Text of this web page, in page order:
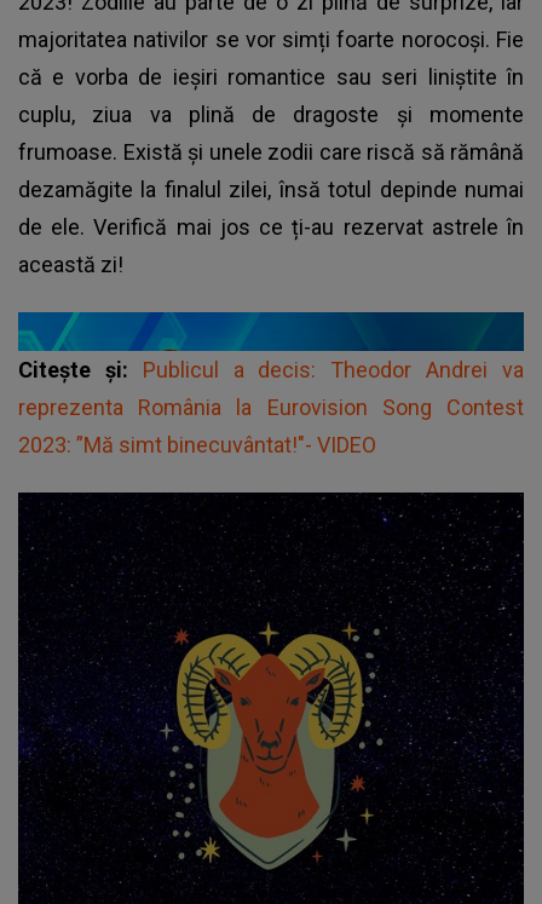
majoritatea nativilor se vor simți foarte norocoși. Fie
că e vorba de ieșiri romantice sau seri liniștite în
cuplu, ziua va plină de dragoste și momente
frumoase. Există și unele zodii care riscă să rămână
dezamăgite la finalul zilei, însă totul depinde numai
de ele. Verifică mai jos ce ți-au rezervat astrele în
această zi!
Citește și: Publicul a decis: Theodor Andrei va
reprezenta România la Eurovision Song Contest
2023: ”Mă simt binecuvântat!"- VIDEO